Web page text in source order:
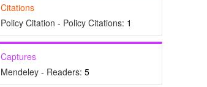
Citations
Policy Citation - Policy Citations: 1
Captures
Mendeley - Readers: 5